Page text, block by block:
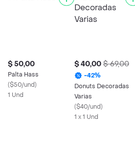
$ 50,00
Palta Hass
($50/und)
1 Und
$ 40,00 $ 69,00
-42%
Donuts Decoradas
Varias
($40/und)
1 x 1 Und